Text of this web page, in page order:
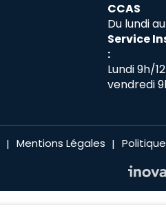
CCAS
Du lundi
Service
:
Lundi 9h/
vendredi
Mentions Légales